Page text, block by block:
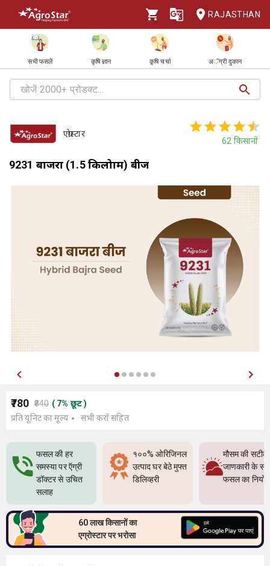
RAJASTHAN
सभी फसलें कृषि ज्ञान कृषि चर्चा अॅग्री दुकान
एग्रोस्टार
62 किसानों
9231 बाजरा (1.5 किलोग्राम) बीज
₹780 ₹840 ( 7% छूट)
प्रति यूनिट का मूल्य
सभी करों सहित
फसल की हर
समस्या पर ऍग्री
डॉक्टर से उचित
सलाह
१००% ओरिजिनल
उत्पाद घर बेठे मुफ्त
डिलिव्हरी
मौसम की सटीक
जाणकारी के
फसल का
60 लाख किसानों का
एग्रोस्टार पर भरोसा